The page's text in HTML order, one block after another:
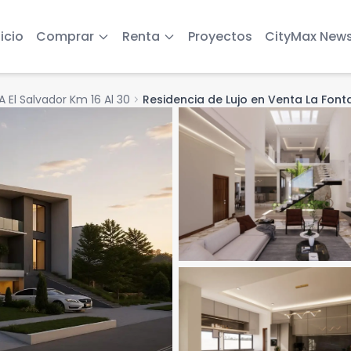
Comprar Renta Proyectos CityMax
El Salvador Km 16 Al 30 chevron_right Residencia de Lujo en Venta La